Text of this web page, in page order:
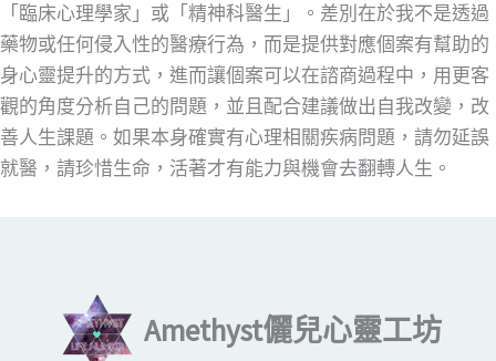
「臨床心理學家」或「精神科醫生」。差別在於我不是透過
藥物或任何侵入性的醫療行為，而是提供對應個案有幫助的
身心靈提升的方式，進而讓個案可以在諮商過程中，用更客
觀的角度分析自己的問題，並且配合建議做出自我改變，改
善人生課題。如果本身確實有心理相關疾病問題，請勿延誤
就醫，請珍惜生命，活著才有能力與機會去翻轉人生。
Amethyst儷兒心靈工坊